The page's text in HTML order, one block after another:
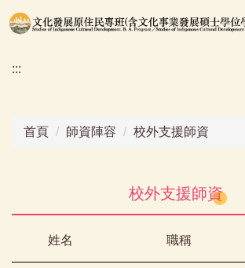
跳
到
要
:::
首頁 師資陣容 校外支援師資
校外支援師資
姓名 職稱